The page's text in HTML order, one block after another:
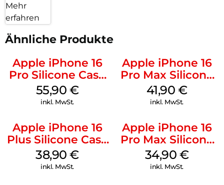
Mehr
erfahren
Ähnliche Produkte
Apple iPhone 16
Pro Silicone Case
MagSafe Stone
Gray
55,90 €
inkl. MwSt.
Apple iPhone 16
Pro Max Silicone
Case MagSafe
Ultramarine
41,90 €
inkl. MwSt.
Apple iPhone 16
Plus Silicone Case
MagSafe Denim
38,90€
inkl. MwSt.
Apple iPhone 16
Pro Max Silicone
Case MagSafe
Denim
34,90 €
inkl. MwSt.